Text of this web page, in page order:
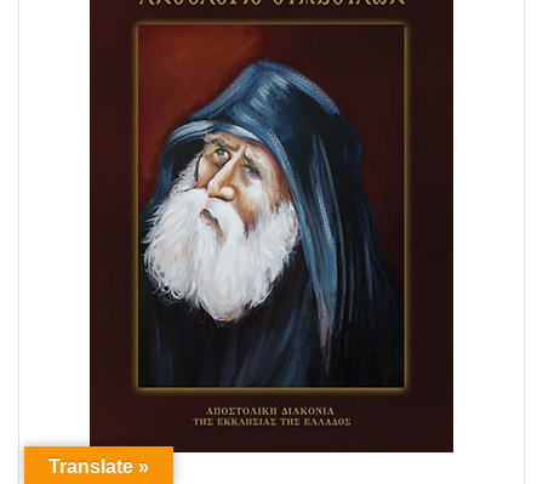
Translate »